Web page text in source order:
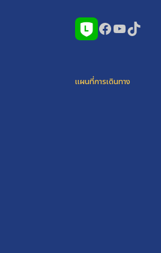
Facebook
YouTube
TikTok
แผนที่การเดินทาง